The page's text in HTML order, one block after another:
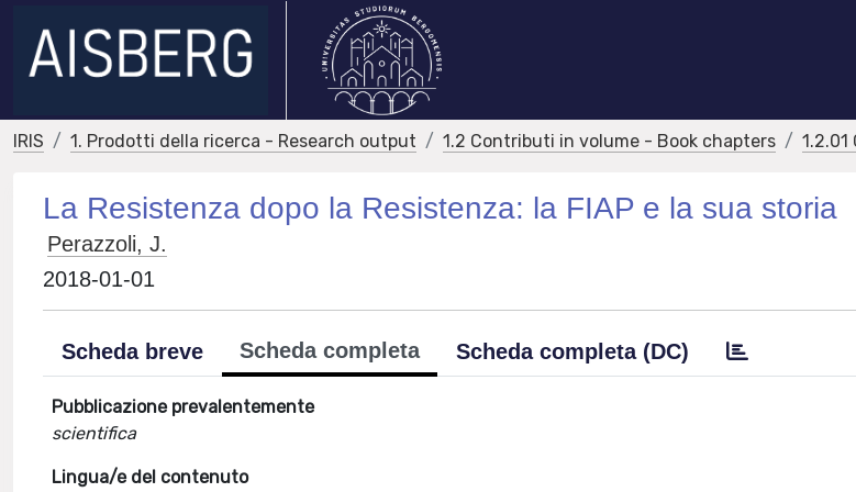
IRIS 1. Prodotti della ricerca - Research output 1.2 Contributi in volume - Book chapters
La Resistenza dopo la Resistenza: la FIAP e la sua storia
Perazzoli, J.
2018-01-01
Scheda breve Scheda completa Scheda completa (DC)
Pubblicazione prevalentemente
scientifica
Lingua/e del contenuto